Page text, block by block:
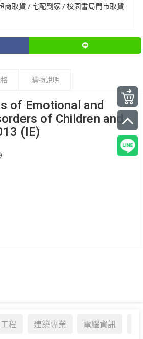
程 建築專業 電腦資訊
商取貨 / 宅配到家 / 校園書局門市取貨
購物說明
of Emotional and
of Children and
(IE)